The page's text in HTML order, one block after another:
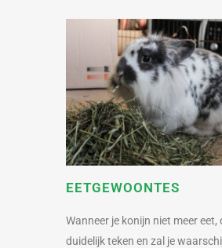
EETGEWOONTES
Wanneer je konijn niet meer eet,
duidelijk teken en zal je